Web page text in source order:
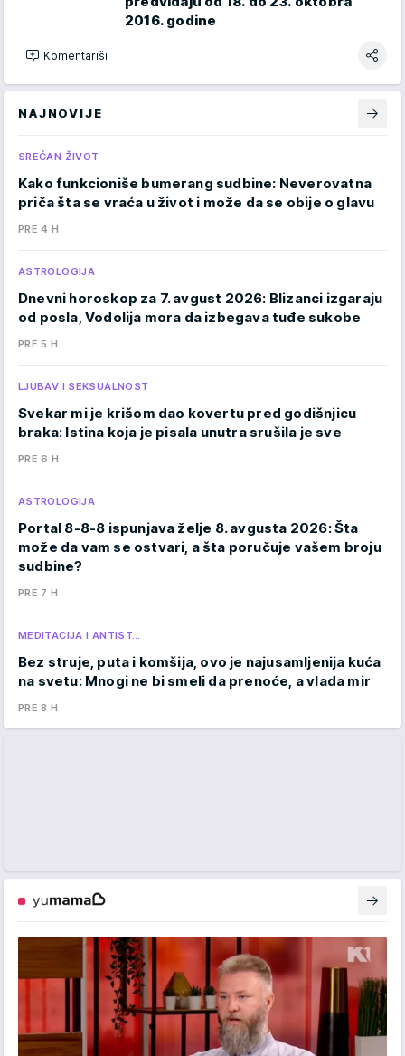
2016. godine
Komentariši
NAJNOVIJE
SREĆAN ŽIVOT
Kako funkcioniše bumerang sudbine: Neverovatna
priča šta se vraća u život i može da se obije o glavu
PRE 4 H
ASTROLOGIJA
Dnevni horoskop za 7. avgust 2026: Blizanci izgaraju
od posla, Vodolija mora da izbegava tuđe sukobe
PRE 5 H
LJUBAV I SEKSUALNOST
Svekar mi je krišom dao kovertu pred godišnjicu
braka: Istina koja je pisala unutra srušila je sve
PRE 6 H
ASTROLOGIJA
Portal 8-8-8 ispunjava želje 8. avgusta 2026: Šta
može da vam se ostvari, a šta poručuje vašem broju
sudbine?
PRE 7 H
MEDITACIJA I ANTIST…
Bez struje, puta i komšija, ovo je najusamljenija kuća
na svetu: Mnogi ne bi smeli da prenoće, a vlada mir
PRE 8 H